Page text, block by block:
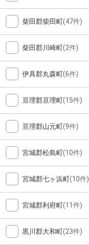
柴田郡柴田町(47件)
柴田郡川崎町(2件)
伊具郡丸森町(6件)
亘理郡亘理町(15件)
亘理郡山元町(9件)
宮城郡松島町(10件)
宮城郡七ヶ浜町(10件)
宮城郡利府町(11件)
黒川郡大和町(23件)